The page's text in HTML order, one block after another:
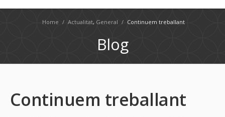
Home / Actualitat, General / Continuem treballant
Blog
Continuem treballant